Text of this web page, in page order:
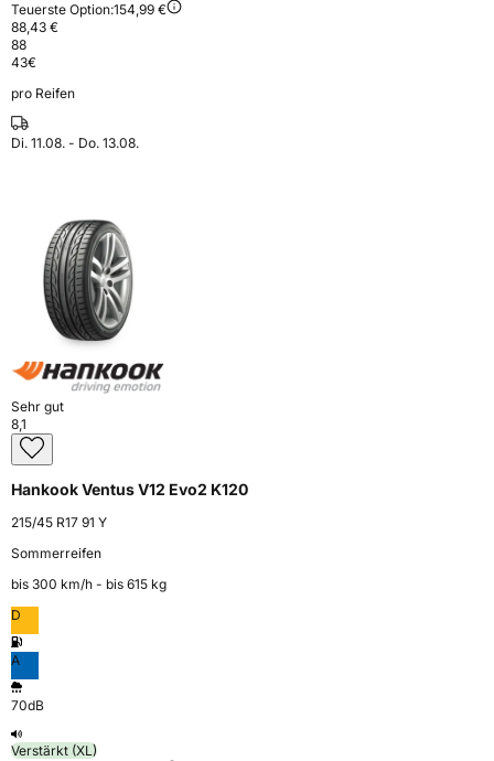
Teuerste Option:154,99 €
88,43 €
88
43€
pro Reifen
Di. 11.08. - Do. 13.08.
Sehr gut
8,1
Hankook Ventus V12 Evo2 K120
215/45 R17 91 Y
Sommerreifen
bis 300 km⁠/⁠h - bis 615 kg
D
A
70dB
Verstärkt (XL)